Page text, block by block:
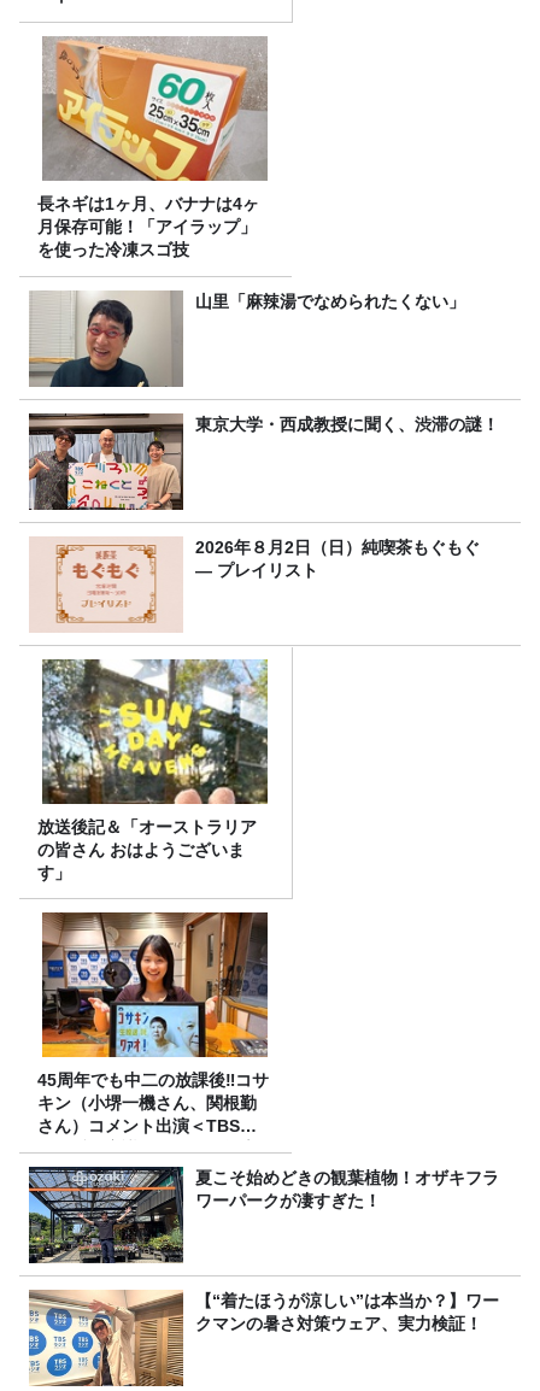
長ネギは1ヶ月、バナナは4ヶ
月保存可能！「アイラップ」
を使った冷凍スゴ技
山里「麻辣湯でなめられたくない」
東京大学・西成教授に聞く、渋滞の謎！
2026年８月2日（日）純喫茶もぐもぐ
― プレイリスト
放送後記＆「オーストラリア
の皆さん おはようございま
す」
45周年でも中二の放課後‼コサ
キン（小堺一機さん、関根勤
さん）コメント出演＜TBSラ
ジオ番組審議会からのご報告
＞
夏こそ始めどきの観葉植物！オザキフラ
ワーパークが凄すぎた！
【“着たほうが涼しい”は本当か？】ワー
クマンの暑さ対策ウェア、実力検証！